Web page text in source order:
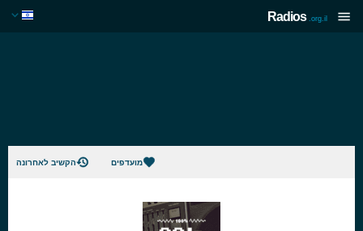
Radios .org.il
מועדפים הקשיב לאחרונה